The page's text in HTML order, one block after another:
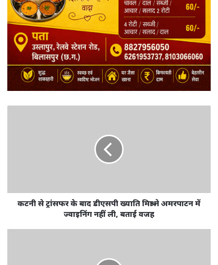
कटनी से ट्रांसफर के बाद डीएसपी ख्याति मिश्रा ने अमरपाटन में
ज्वाइनिंग नहीं ली, बताई वजह